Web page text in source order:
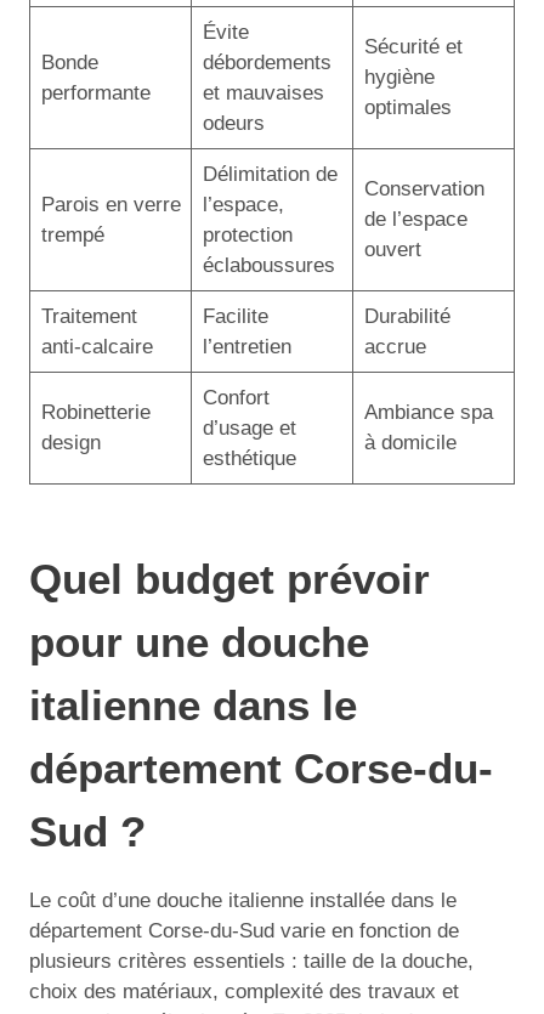
Bonde
performante
Évite
débordements
et mauvaises
odeurs
Sécurité et
hygiène
optimales
Parois en verre
trempé
Délimitation de
l’espace,
protection
éclaboussures
Conservation
de l’espace
ouvert
Traitement
anti-calcaire
Facilite
l’entretien
Durabilité
accrue
Robinetterie
design
Confort
d’usage et
esthétique
Ambiance spa
à domicile
Quel budget prévoir
pour une douche
italienne dans le
département Corse-du-
Sud ?
Le coût d’une douche italienne installée dans le
département Corse-du-Sud varie en fonction de
plusieurs critères essentiels : taille de la douche,
choix des matériaux, complexité des travaux et